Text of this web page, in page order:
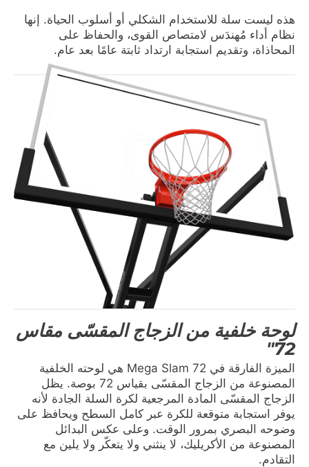
هذه ليست سلة للاستخدام الشكلي أو أسلوب الحياة. إنها
نظام أداء مُهندَس لامتصاص القوى، والحفاظ على
المحاذاة، وتقديم استجابة ارتداد ثابتة عامًا بعد عام.
لوحة خلفية من الزجاج المقسّى مقاس
72"
الميزة الفارقة في Mega Slam 72 هي لوحته الخلفية
المصنوعة من الزجاج المقسّى بقياس 72 بوصة. يظل
الزجاج المقسّى المادة المرجعية لكرة السلة الجادة لأنه
يوفر استجابة متوقعة للكرة عبر كامل السطح ويحافظ على
وضوحه البصري بمرور الوقت. وعلى عكس البدائل
المصنوعة من الأكريليك، لا ينثني ولا يتعكّر ولا يلين مع
التقادم.